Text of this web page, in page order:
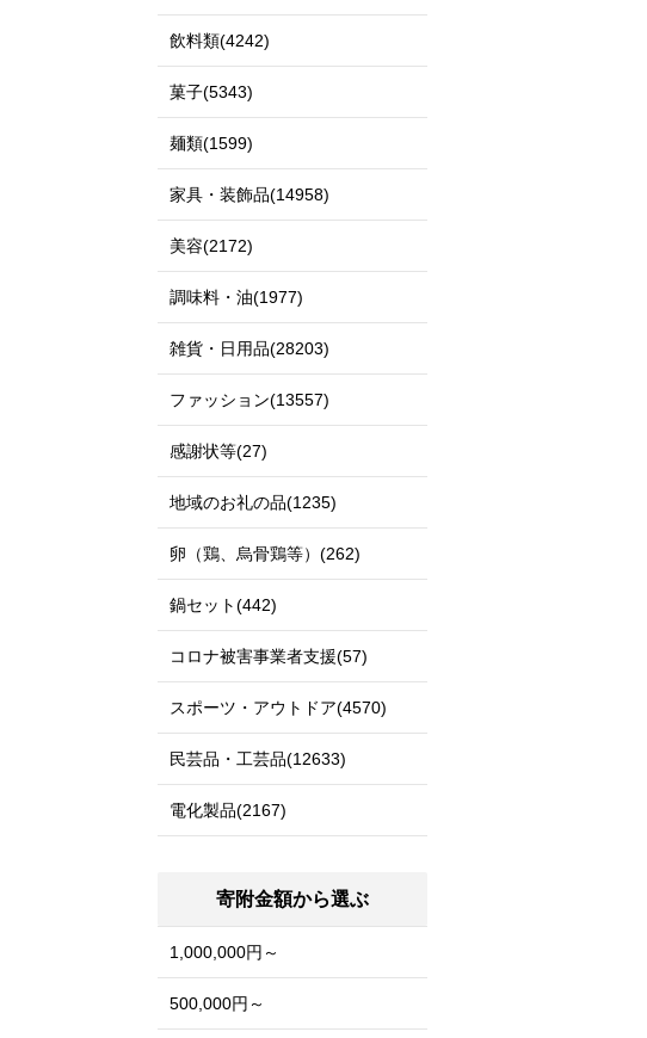
飲料類(4242)
菓子(5343)
麺類(1599)
家具・装飾品(14958)
美容(2172)
調味料・油(1977)
雑貨・日用品(28203)
ファッション(13557)
感謝状等(27)
地域のお礼の品(1235)
卵（鶏、烏骨鶏等）(262)
鍋セット(442)
コロナ被害事業者支援(57)
スポーツ・アウトドア(4570)
民芸品・工芸品(12633)
電化製品(2167)
寄附金額から選ぶ
1,000,000円～
500,000円～